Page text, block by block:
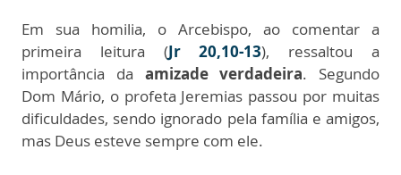
Em sua homilia, o Arcebispo, ao comentar a
primeira leitura (Jr 20,10-13), ressaltou a
importância da amizade verdadeira. Segundo
Dom Mário, o profeta Jeremias passou por muitas
dificuldades, sendo ignorado pela família e amigos,
mas Deus esteve sempre com ele.